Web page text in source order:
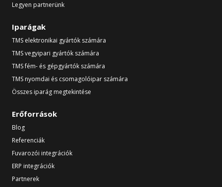
Legyen partnerünk
Iparágak
TMS elektronikai gyártók számára
TMS vegyipari gyártók számára
TMS fém- és gépgyártók számára
TMS nyomdai és csomagolóipar számára
Összes iparág megtekintése
Erőforrások
Blog
Referenciák
Fuvarozói integrációk
ERP integrációk
Partnerek